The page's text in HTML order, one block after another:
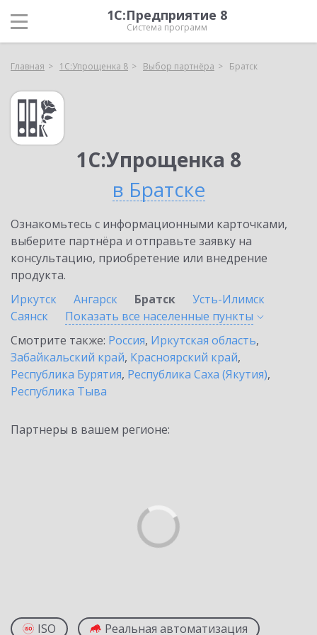
1С:Предприятие 8
Система программ
Главная 1С:Упрощенка 8 Выбор партнёра Братск
1С:Упрощенка 8
в Братске
Ознакомьтесь с информационными карточками,
выберите партнёра и отправьте заявку на
консультацию, приобретение или внедрение
продукта.
Иркутск
Ангарск Братск
Усть-Илимск
Саянск
Показать все населенные пункты
Смотрите также: Россия, Иркутская область,
Забайкальский край, Красноярский край,
Республика Бурятия, Республика Саха (Якутия),
Республика Тыва
Партнеры в вашем регионе:
ISO Реальная автоматизация